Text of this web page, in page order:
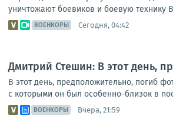
уничтожают боевиков и боевую технику
ВОЕНКОРЫ Сегодня, 04:42
Дмитрий Стешин: В этот день,
В этот день, предположительно, погиб
с которыми он был особенно-близок в
ВОЕНКОРЫ Вчера, 21:59